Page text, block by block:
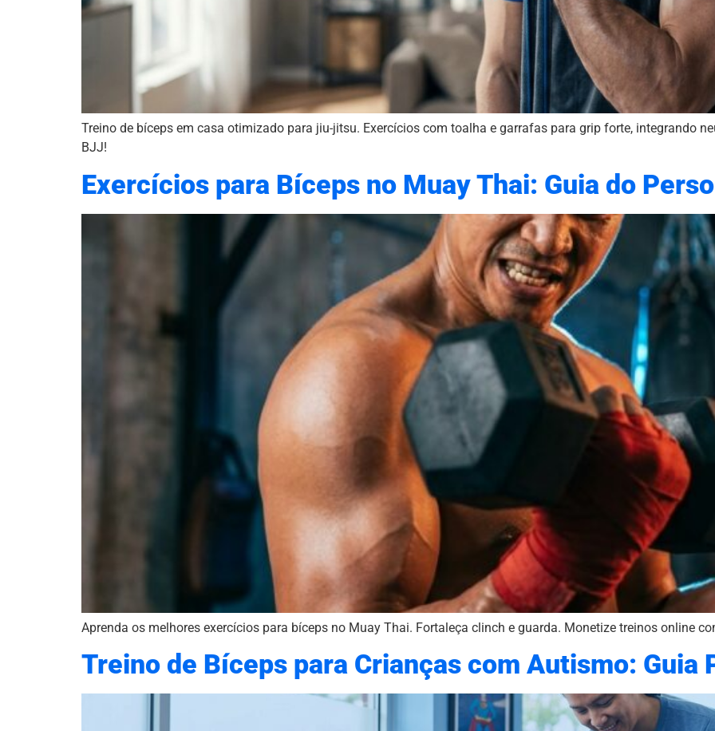
Treino de bíceps em casa otimizado para jiu-jitsu. Exercícios com toalha e garrafas para grip forte, integrando
BJJ!
Exercícios para Bíceps no Muay Thai: Guia do
Aprenda os melhores exercícios para bíceps no Muay Thai. Fortaleça clinch e guarda. Monetize treinos online
Treino de Bíceps para Crianças com Autismo: Guia